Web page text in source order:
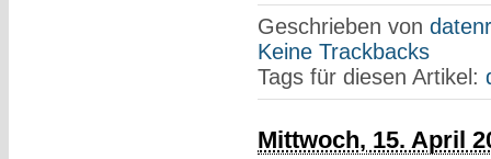
Geschrieben von
Keine Trackbacks
Tags für diesen Artikel:
Mittwoch, 15. April